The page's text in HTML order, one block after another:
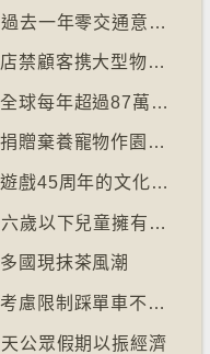
【十萬八千里】⁠芬蘭赫爾辛基過去一年零交通意外致死個案
【十萬八千里】南韓連鎖咖啡店禁顧客携大型物品以減少長期佔位辦公情況
【十萬八千里】世衞報告估計全球每年超過87萬死亡個案與孤獨病有關
【十萬八千里】丹麥動物園籲捐贈棄養寵物作園內動物食糧
【十萬八千里】「食鬼」電子遊戲45周年的文化現象
【十萬八千里】⁠澳洲不容許十六歲以下兒童擁有YOUTUBE帳戶
國現抹茶風潮
【十萬八千里】單車大國荷蘭考慮限制踩單車不高於時速廿五公里
公眾假期以振經濟